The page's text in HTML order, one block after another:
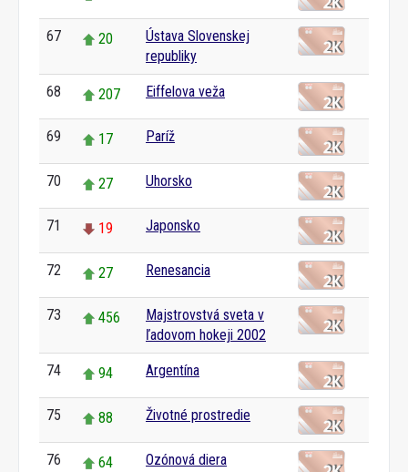
67 20
Ústava Slovenskej
republiky
68 207 Eiffelova veža
69 17 Paríž
70 27 Uhorsko
71 19 Japonsko
72 27 Renesancia
73 456
Majstrovstvá sveta v
ľadovom hokeji 2002
74 94 Argentína
75 88 Životné prostredie
76 64 Ozónová diera